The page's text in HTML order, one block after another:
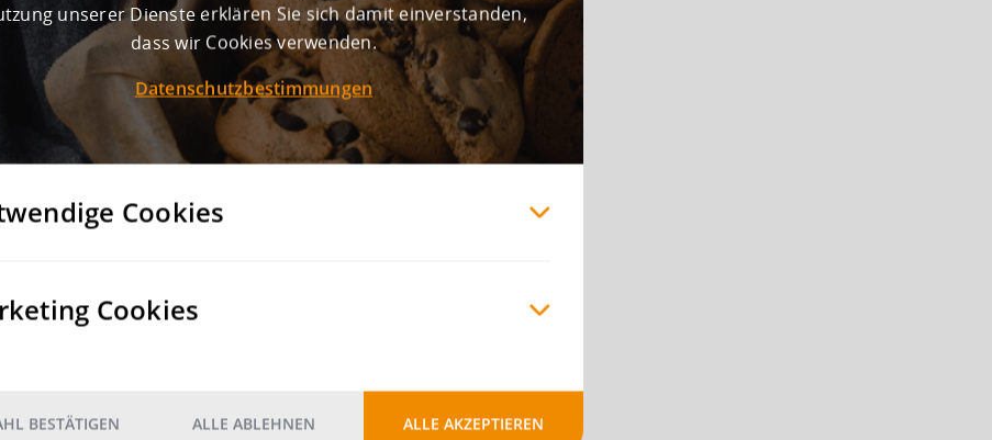
CX im Estrel Berlin – und wir sind mittendrin.
Technologien und Strategien entlang der Lieferkette.
sich über aktuelle Entwicklungen und die Zukunft der Supply
Deep Dives und inspirierenden Diskussionen.
Sie!
unserer Dienste erklären Sie sich damit einverstanden,
dass wir Cookies verwenden.
Datenschutzbestimmungen
Cookies
Cookies
BESTÄTIGEN ALLE ABLEHNEN ALLE AKZEPTIEREN